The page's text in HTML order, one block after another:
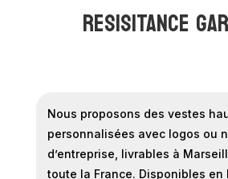
RESISITANCE
Nous proposons des vestes
personnalisées avec logos ou
d’entreprise, livrables à
toute la France. Disponibles en